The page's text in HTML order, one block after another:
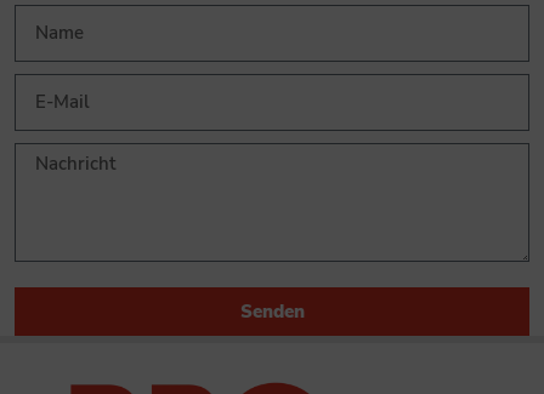
Senden